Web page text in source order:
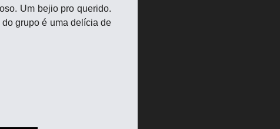
Um bejio pro querido.
grupo é uma delícia de